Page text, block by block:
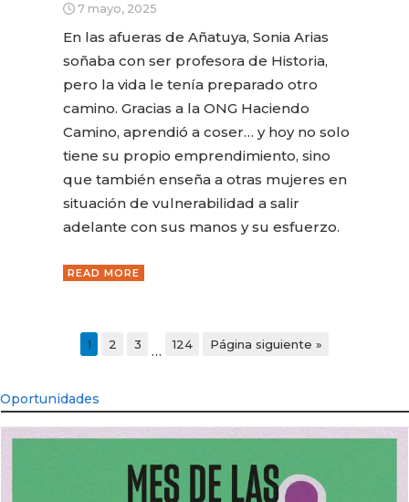
7 mayo, 2025
En las afueras de Añatuya, Sonia Arias
soñaba con ser profesora de Historia,
pero la vida le tenía preparado otro
camino. Gracias a la ONG Haciendo
Camino, aprendió a coser… y hoy no solo
tiene su propio emprendimiento, sino
que también enseña a otras mujeres en
situación de vulnerabilidad a salir
adelante con sus manos y su esfuerzo.
READ MORE
1 2 3 … 124 Página siguiente »
Oportunidades